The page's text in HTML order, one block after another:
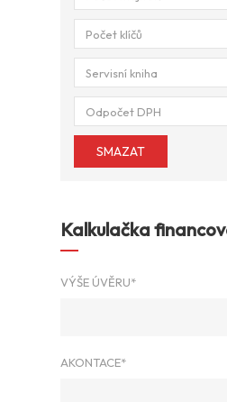
Počet klíčů
Servisní kniha
Odpočet DPH
SMAZAT
Kalkulačka
VÝŠE ÚVĚRU*
AKONTACE*